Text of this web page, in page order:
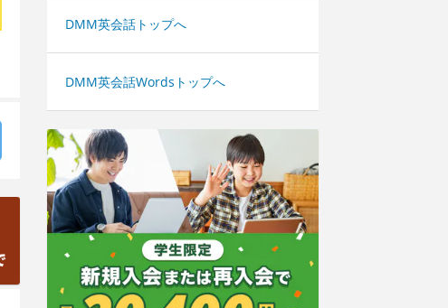
DMM英会話トップへ
DMM英会話Wordsトップへ